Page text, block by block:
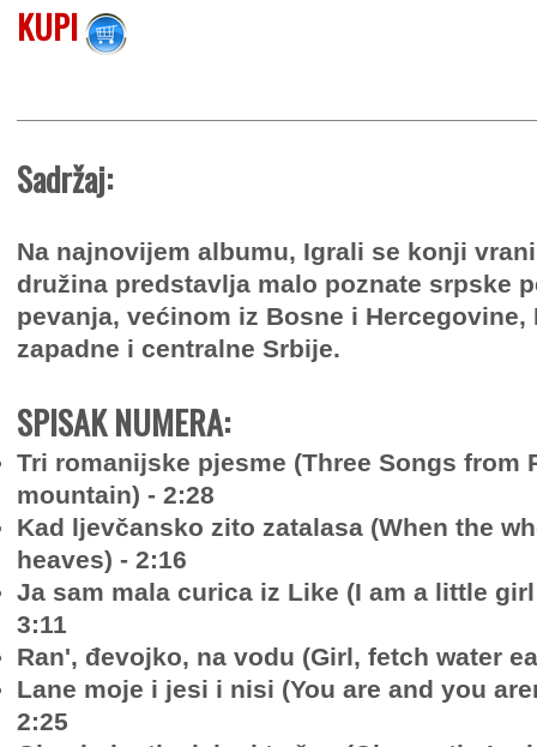
KUPI
Sadržaj:
Na najnovijem albumu, Igrali se konji
družina predstavlja malo poznate srpske
pevanja, većinom iz Bosne i Hercegovine,
zapadne i centralne Srbije.
SPISAK NUMERA:
Tri romanijske pjesme (Three Songs from
mountain) - 2:28
Kad ljevčansko zito zatalasa (When the
heaves) - 2:16
Ja sam mala curica iz Like (I am a little
3:11
Ranʹ, đevojko, na vodu (Girl, fetch water
Lane moje i jesi i nisi (You are and you
2:25